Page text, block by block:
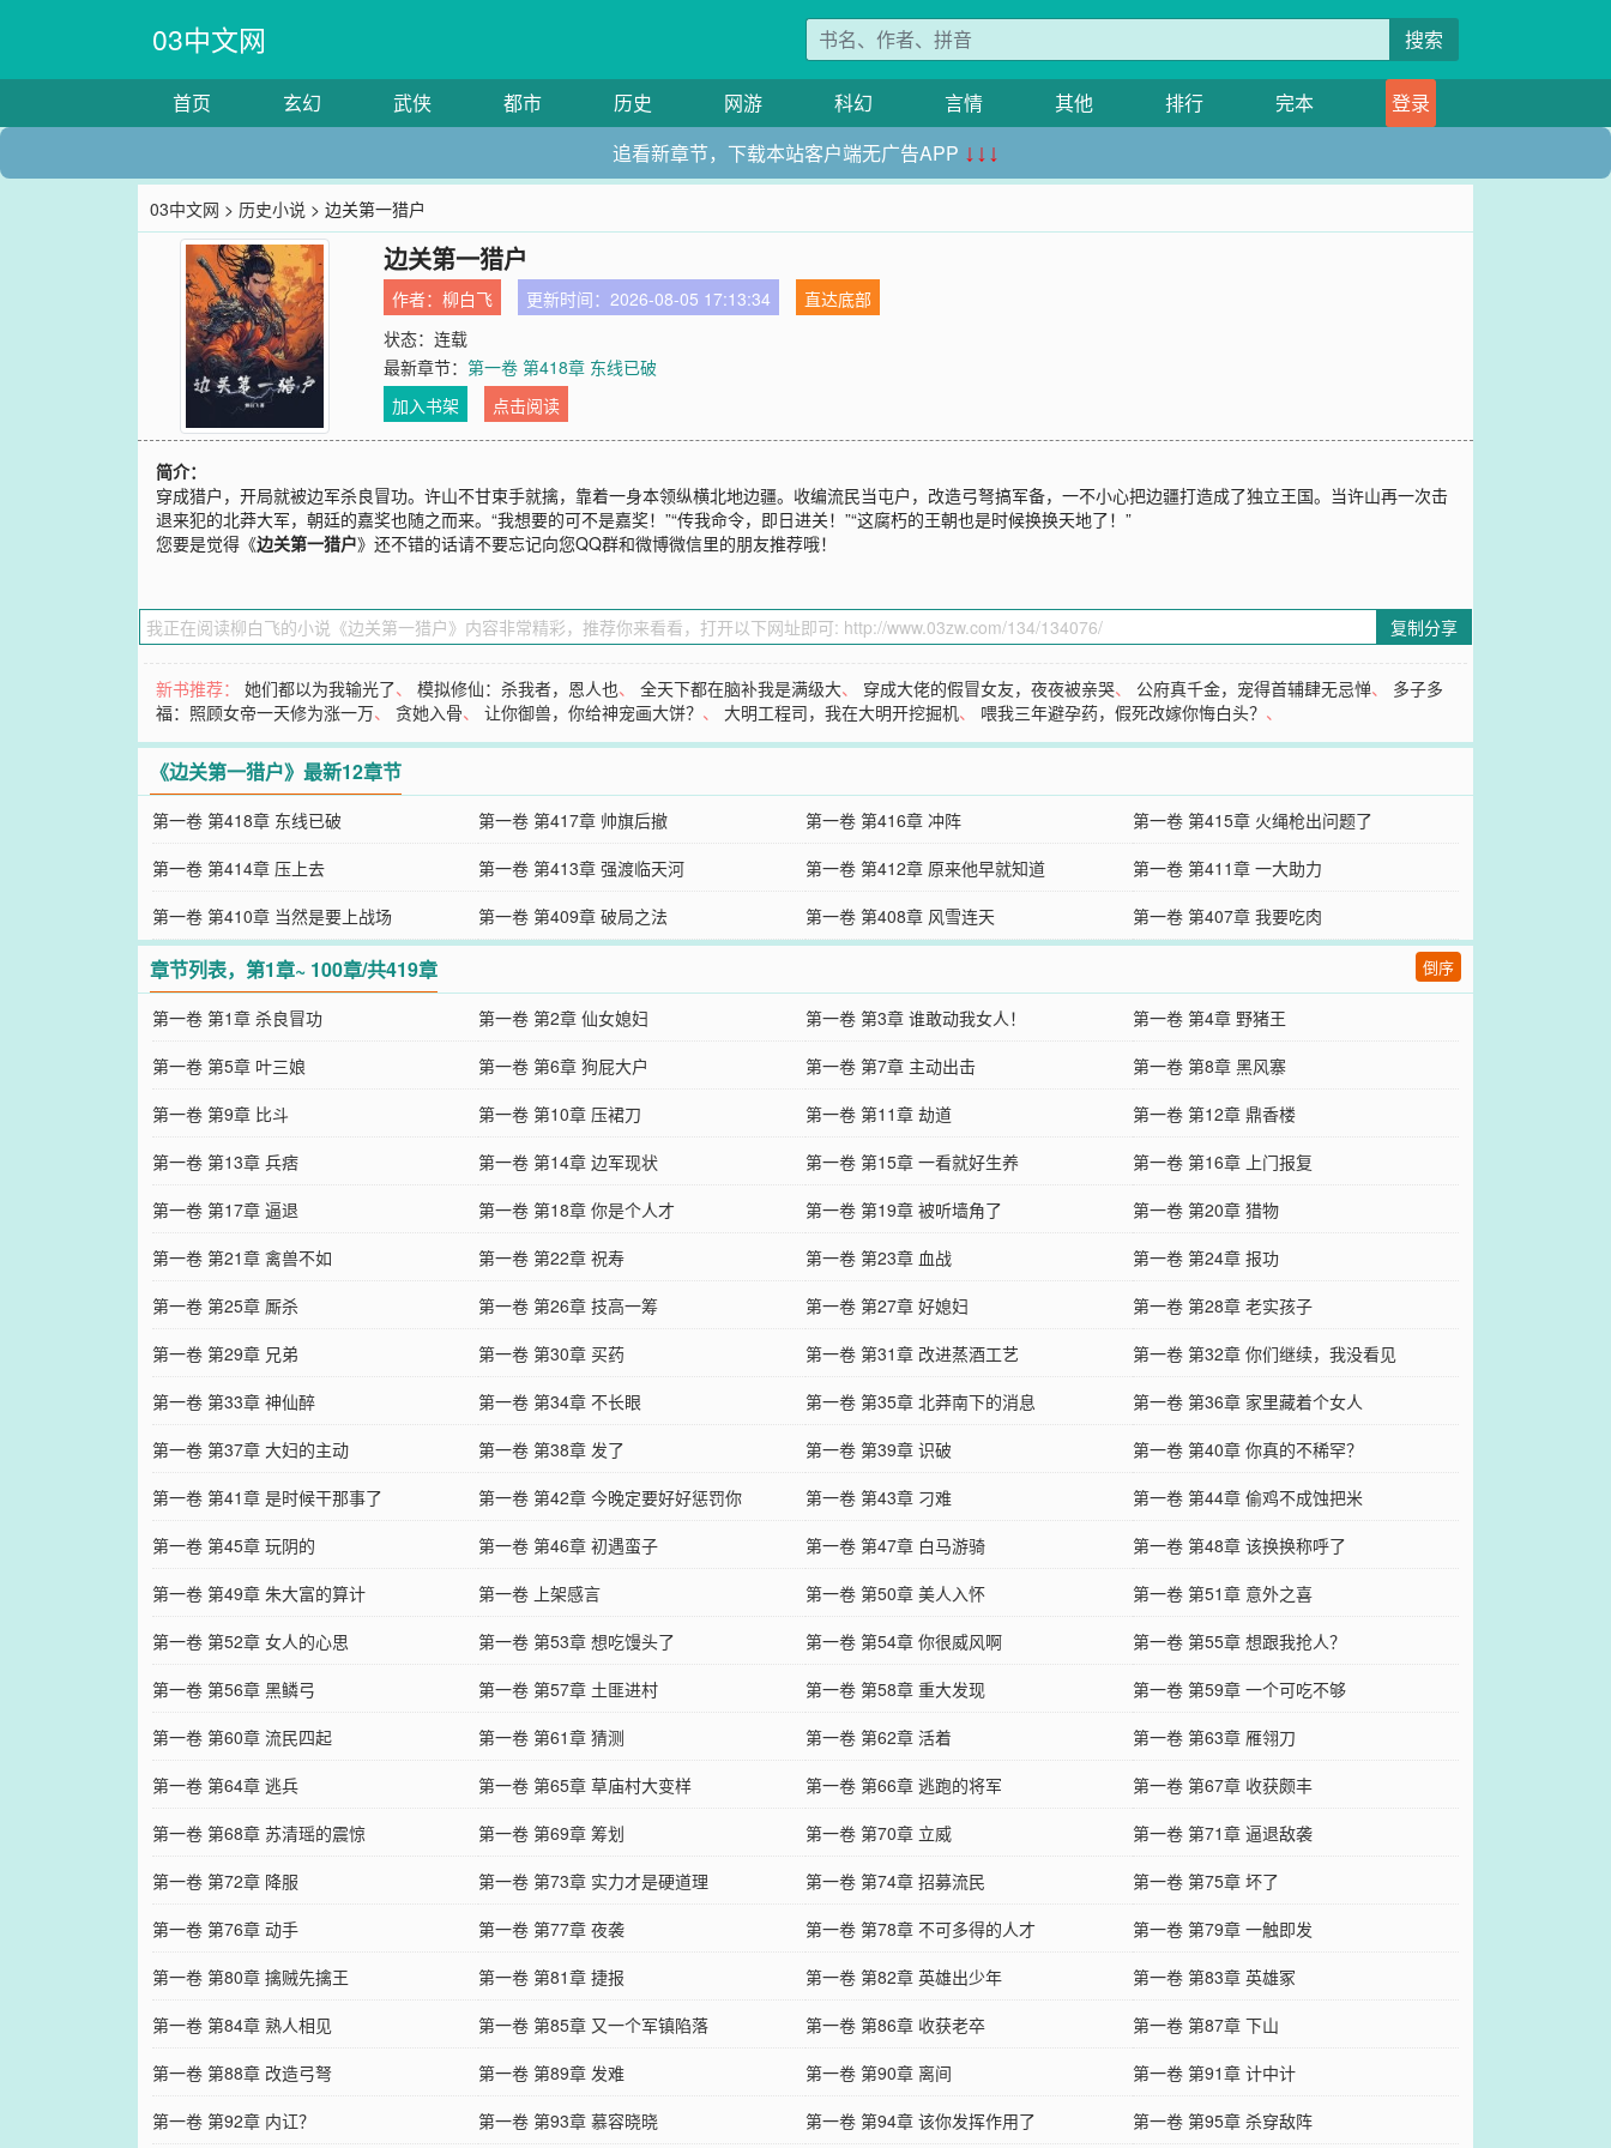
03中文网 搜索
首页 玄幻 武侠 都市 历史 网游 科幻 言情 其他 排行 完本
登录
追看新章节，下载本站客户端无广告APP ↓↓↓
03中文网 > 历史小说 > 边关第一猎户
边关第一猎户
作者：柳白飞 更新时间：2026-08-05 17:13:34
直达底部
状态：连载
最新章节：第一卷 第418章 东线已破
加入书架
点击阅读
简介：
穿成猎户，开局就被边军杀良冒功。许山不甘束手就擒，靠着一身本领纵横北地边疆。收编流民当屯户，改造弓弩搞军备，一不小心把边疆打造成了独立王国。当许山再一次击
退来犯的北莽大军，朝廷的嘉奖也随之而来。“我想要的可不是嘉奖！”“传我命令，即日进关！”“这腐朽的王朝也是时候换换天地了！”
您要是觉得《边关第一猎户》还不错的话请不要忘记向您QQ群和微博微信里的朋友推荐哦！
复制分享
新书推荐：她们都以为我输光了、模拟修仙：杀我者，恩人也、全天下都在脑补我是满级大、 穿成大佬的假冒女友，夜夜被亲哭、 公府真千金，宠得首辅肆无忌惮、 多子多
福：照顾女帝一天修为涨一万、贪她入骨、让你御兽，你给神宠画大饼？ 、大明工程司，我在大明开挖掘机、 喂我三年避孕药，假死改嫁你悔白头？ 、
《边关第一猎户》最新12章节
第一卷 第418章 东线已破 第一卷 第417章 帅旗后撤 第一卷 第416章 冲阵
第一卷 第415章 火绳枪出问题了
第一卷 第414章 压上去
第一卷 第413章 强渡临天河 第一卷 第412章 原来他早就知道
第一卷 第411章 一大助力
第一卷 第410章 当然是要上战场
第一卷 第409章 破局之法 第一卷 第408章 风雪连天 第一卷 第407章 我要吃肉
章节列表，第1章~ 100章/共419章 倒序
第一卷 第1章 杀良冒功 第一卷 第2章 仙女媳妇 第一卷 第3章 谁敢动我女人！
第一卷 第4章 野猪王
第一卷 第5章 叶三娘
第一卷 第6章 狗屁大户 第一卷 第7章 主动出击
第一卷 第8章 黑风寨
第一卷 第9章 比斗
第一卷 第10章 压裙刀 第一卷 第11章 劫道
第一卷 第12章 鼎香楼
第一卷 第13章 兵痞
第一卷 第14章 边军现状 第一卷 第15章 一看就好生养
第一卷 第16章 上门报复
第一卷 第17章 逼退
第一卷 第18章 你是个人才 第一卷 第19章 被听墙角了
第一卷 第20章 猎物
第一卷 第21章 禽兽不如
第一卷 第22章 祝寿 第一卷 第23章 血战
第一卷 第24章 报功
第一卷 第25章 厮杀
第一卷 第26章 技高一筹 第一卷 第27章 好媳妇
第一卷 第28章 老实孩子
第一卷 第29章 兄弟
第一卷 第30章 买药 第一卷 第31章 改进蒸酒工艺
第一卷 第32章 你们继续，我没看见
第一卷 第33章 神仙醉
第一卷 第34章 不长眼 第一卷 第35章 北莽南下的消息
第一卷 第36章 家里藏着个女人
第一卷 第37章 大妇的主动
第一卷 第38章 发了 第一卷 第39章 识破
第一卷 第40章 你真的不稀罕？
第一卷 第41章 是时候干那事了
第一卷 第42章 今晚定要好好惩罚你 第一卷 第43章 刁难
第一卷 第44章 偷鸡不成蚀把米
第一卷 第45章 玩阴的
第一卷 第46章 初遇蛮子 第一卷 第47章 白马游骑
第一卷 第48章 该换换称呼了
第一卷 第49章 朱大富的算计
第一卷 上架感言 第一卷 第50章 美人入怀
第一卷 第51章 意外之喜
第一卷 第52章 女人的心思
第一卷 第53章 想吃馒头了 第一卷 第54章 你很威风啊
第一卷 第55章 想跟我抢人？
第一卷 第56章 黑鳞弓
第一卷 第57章 土匪进村 第一卷 第58章 重大发现
第一卷 第59章 一个可吃不够
第一卷 第60章 流民四起
第一卷 第61章 猜测 第一卷 第62章 活着
第一卷 第63章 雁翎刀
第一卷 第64章 逃兵
第一卷 第65章 草庙村大变样 第一卷 第66章 逃跑的将军
第一卷 第67章 收获颇丰
第一卷 第68章 苏清瑶的震惊
第一卷 第69章 筹划 第一卷 第70章 立威
第一卷 第71章 逼退敌袭
第一卷 第72章 降服
第一卷 第73章 实力才是硬道理 第一卷 第74章 招募流民
第一卷 第75章 坏了
第一卷 第76章 动手
第一卷 第77章 夜袭 第一卷 第78章 不可多得的人才
第一卷 第79章 一触即发
第一卷 第80章 擒贼先擒王
第一卷 第81章 捷报 第一卷 第82章 英雄出少年
第一卷 第83章 英雄冢
第一卷 第84章 熟人相见
第一卷 第85章 又一个军镇陷落 第一卷 第86章 收获老卒
第一卷 第87章 下山
第一卷 第88章 改造弓弩
第一卷 第89章 发难 第一卷 第90章 离间
第一卷 第91章 计中计
第一卷 第92章 内讧？
第一卷 第93章 慕容晓晓 第一卷 第94章 该你发挥作用了 第一卷 第95章 杀穿敌阵